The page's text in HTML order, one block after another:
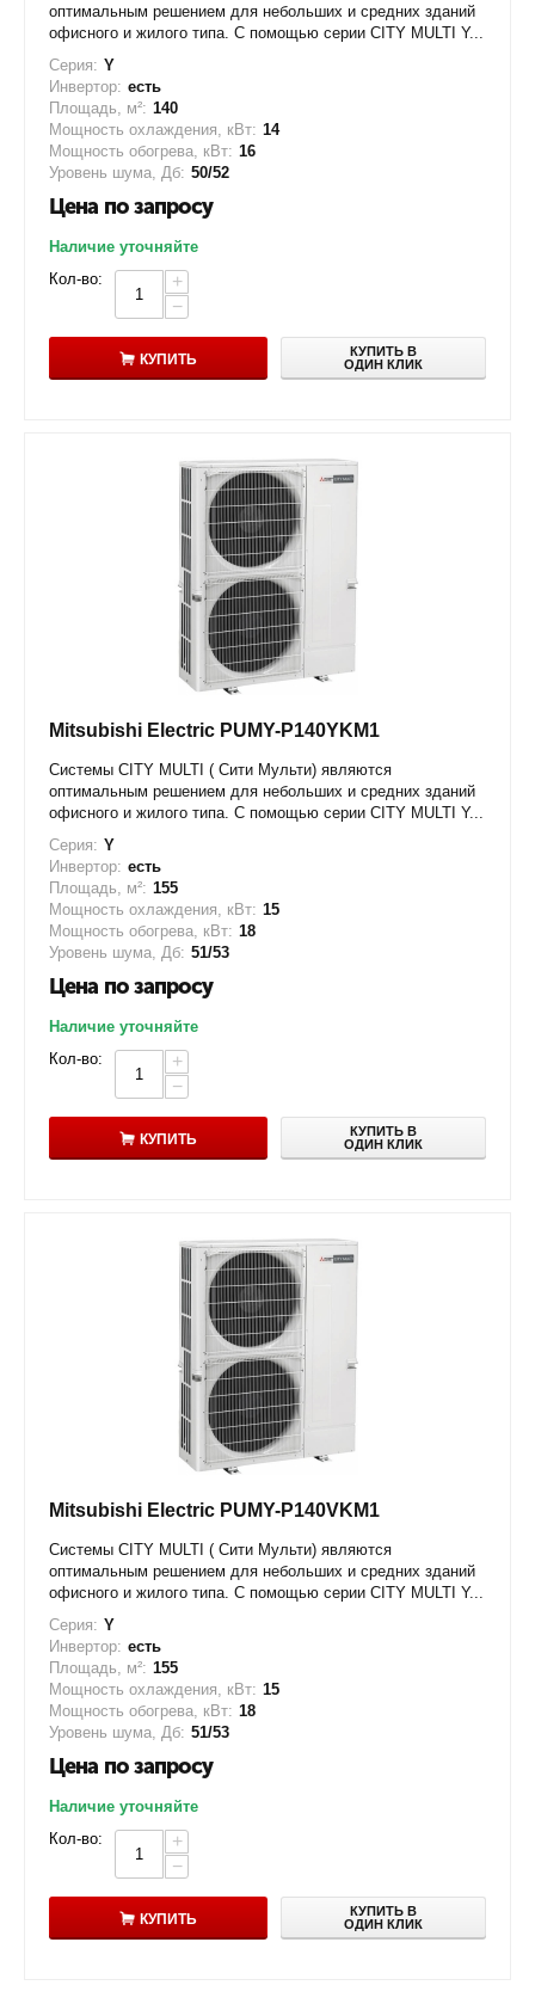
оптимальным решением для небольших и средних зданий
офисного и жилого типа. С помощью серии CITY MULTI Y...
Серия: Y
Инвертор: есть
Площадь, м²: 140
Мощность охлаждения, кВт: 14
Мощность обогрева, кВт: 16
Уровень шума, Дб: 50/52
Цена по запросу
Наличие уточняйте
Кол-во:
+
−
КУПИТЬ
КУПИТЬ В
ОДИН КЛИК
Mitsubishi Electric PUMY-P140YKM1
Системы CITY MULTI ( Сити Мульти) являются
оптимальным решением для небольших и средних зданий
офисного и жилого типа. С помощью серии CITY MULTI Y...
Серия: Y
Инвертор: есть
Площадь, м²: 155
Мощность охлаждения, кВт: 15
Мощность обогрева, кВт: 18
Уровень шума, Дб: 51/53
Цена по запросу
Наличие уточняйте
Кол-во:
+
−
КУПИТЬ
КУПИТЬ В
ОДИН КЛИК
Mitsubishi Electric PUMY-P140VKM1
Системы CITY MULTI ( Сити Мульти) являются
оптимальным решением для небольших и средних зданий
офисного и жилого типа. С помощью серии CITY MULTI Y...
Серия: Y
Инвертор: есть
Площадь, м²: 155
Мощность охлаждения, кВт: 15
Мощность обогрева, кВт: 18
Уровень шума, Дб: 51/53
Цена по запросу
Наличие уточняйте
Кол-во:
+
−
КУПИТЬ
КУПИТЬ В
ОДИН КЛИК